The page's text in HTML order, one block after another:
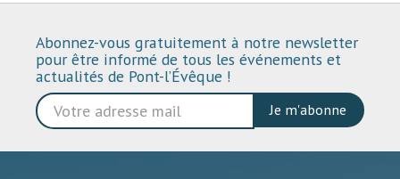
Abonnez-vous gratuitement à notre newsletter
pour être informé de tous les événements et
actualités de Pont-l’Évêque !
Je m'abonne